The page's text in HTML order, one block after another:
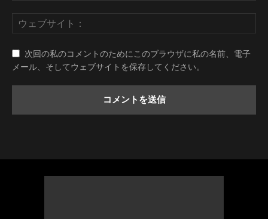
次回の私のコメントのためにこのブラウザに私の名前、電子
メール、そしてウェブサイトを保存してください。